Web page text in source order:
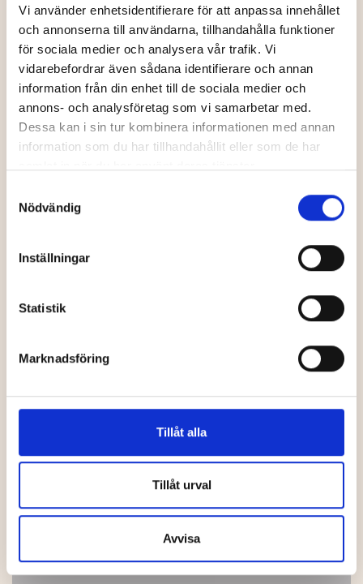
Vi använder enhetsidentifierare för att anpassa innehållet
och annonserna till användarna, tillhandahålla funktioner
för sociala medier och analysera vår trafik. Vi
vidarebefordrar även sådana identifierare och annan
information från din enhet till de sociala medier och
annons- och analysföretag som vi samarbetar med.
Dessa kan i sin tur kombinera informationen med annan
information som du har tillhandahållit eller som de har
Nödvändig
Inställningar
Statistik
Marknadsföring
Tillåt alla
Tillåt urval
Avvisa